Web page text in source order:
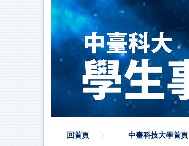
回首頁 中臺科技大學首頁